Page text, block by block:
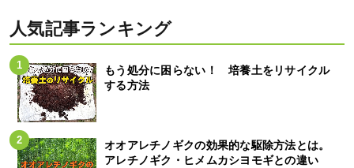
人気記事ランキング
もう処分に困らない！ 培養土をリサイクル
する方法
オオアレチノギクの効果的な駆除方法とは。
アレチノギク・ヒメムカシヨモギとの違い